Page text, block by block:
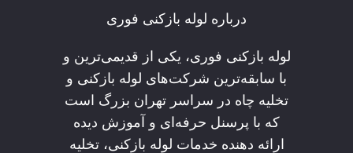
درباره لوله بازکنی فوری
لوله بازکنی فوری، یکی از قدیمی‌ترین و
با سابقه‌ترین شرکت‌های لوله بازکنی و
تخلیه چاه در سراسر تهران بزرگ است
که با پرسنل حرفه‌ای و آموزش دیده
ارائه دهنده خدمات لوله بازکنی، تخلیه